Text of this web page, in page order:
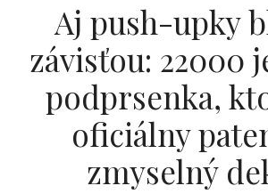
Aj push-upky
závisťou: 22000
podprsenka,
oficiálny
zmyselný